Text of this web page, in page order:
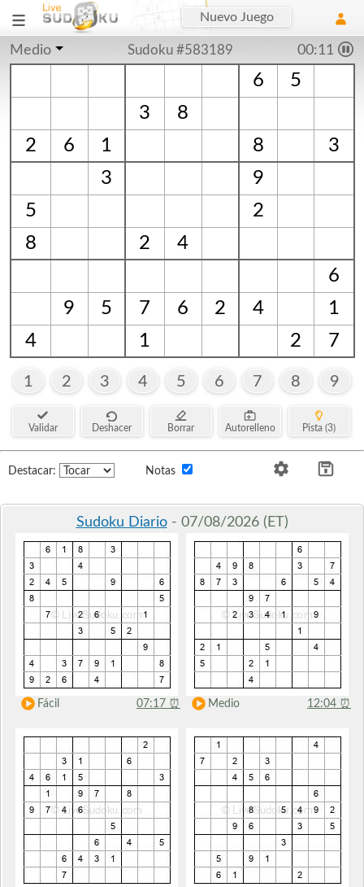
Nuevo Juego
Medio Sudoku #583189 00:11
6
5
3
8
2
6 1 8
3
3
9
5
2
8
2
4
6
9
5 7 6 2 4
1
4
1 2 7
1 2 3 4 5 6 7 8 9
Validar Deshacer Borrar Autorelleno Pista (3)
Destacar: Notas
Sudoku Diario- 07/08/2026 (ET)
Fácil 07:17 ⏰ Medio 12:04 ⏰